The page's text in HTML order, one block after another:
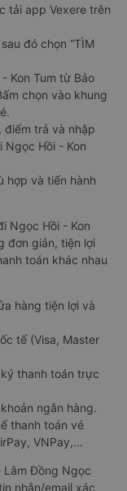
tải app Vexere trên
đó chọn “TÌM
Kon Tum từ Bảo
chọn vào khung
điểm trả và nhập
Hồi - Kon
hợp và tiến hành
Ngọc Hồi - Kon
đơn giản, tiện lợi
toán khác nhau
hàng tiện lợi và
tế (Visa, Master
thanh toán trực
ngân hàng.
thanh toán vé
VNPay,…
Lâm Đồng Ngọc
nhắn/email xác